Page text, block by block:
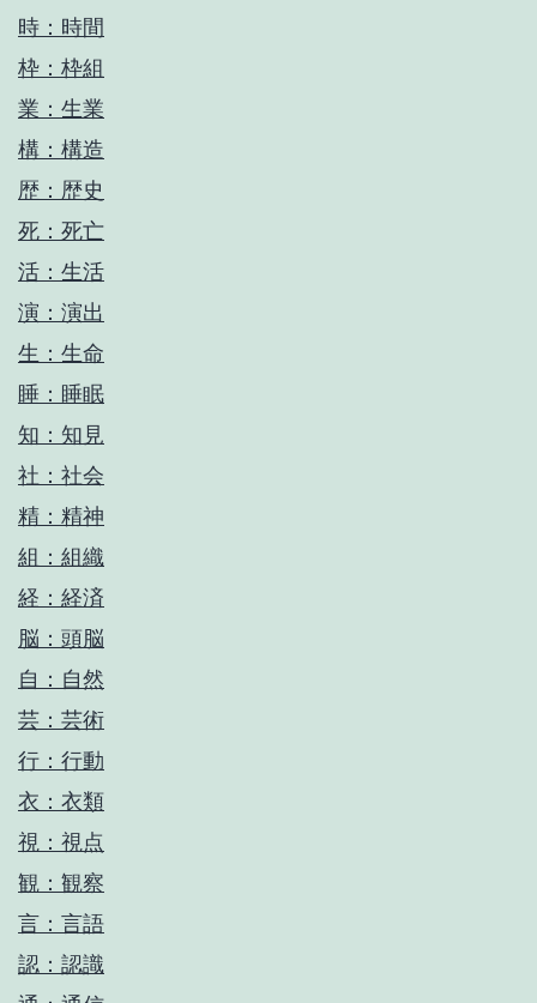
時：時間
枠：枠組
業：生業
構：構造
歴：歴史
死：死亡
活：生活
演：演出
生：生命
睡：睡眠
知：知見
社：社会
精：精神
組：組織
経：経済
脳：頭脳
自：自然
芸：芸術
行：行動
衣：衣類
視：視点
観：観察
言：言語
認：認識